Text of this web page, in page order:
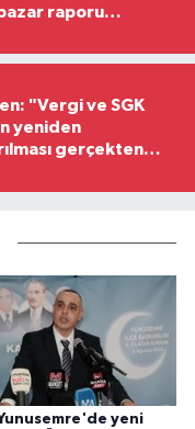
raporu
"Vergi ve SGK
yeniden
gerçekten
yeni